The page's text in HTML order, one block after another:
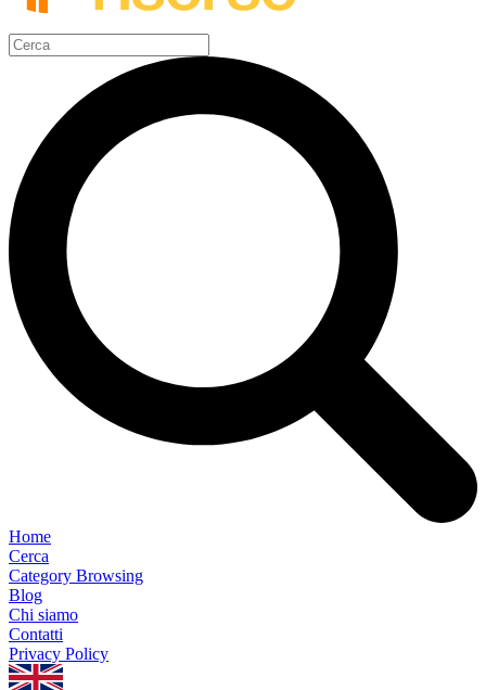
Home
Cerca
Category Browsing
Blog
Chi siamo
Contatti
Privacy Policy